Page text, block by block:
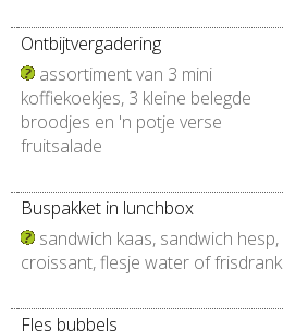
Ontbijtvergadering
assortiment van 3 mini
koffiekoekjes, 3 kleine belegde
broodjes en 'n potje verse
fruitsalade
Buspakket in lunchbox
sandwich kaas, sandwich hesp,
croissant, flesje water of frisdrank
Fles bubbels